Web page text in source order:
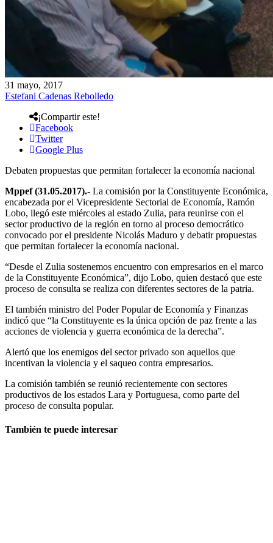
31 mayo, 2017
Estefani Cadenas Rebolledo
¡Compartir este!
Facebook
Twitter
Google Plus
Debaten propuestas que permitan fortalecer la economía nacional
Mppef (31.05.2017).- La comisión por la Constituyente Económica,
encabezada por el Vicepresidente Sectorial de Economía, Ramón
Lobo, llegó este miércoles al estado Zulia, para reunirse con el
sector productivo de la región en torno al proceso democrático
convocado por el presidente Nicolás Maduro y debatir propuestas
que permitan fortalecer la economía nacional.
“Desde el Zulia sostenemos encuentro con empresarios en el marco
de la Constituyente Económica”, dijo Lobo, quien destacó que este
proceso de consulta se realiza con diferentes sectores de la patria.
El también ministro del Poder Popular de Economía y Finanzas
indicó que “la Constituyente es la única opción de paz frente a las
acciones de violencia y guerra económica de la derecha”.
Alertó que los enemigos del sector privado son aquellos que
incentivan la violencia y el saqueo contra empresarios.
La comisión también se reunió recientemente con sectores
productivos de los estados Lara y Portuguesa, como parte del
proceso de consulta popular.
También te puede interesar